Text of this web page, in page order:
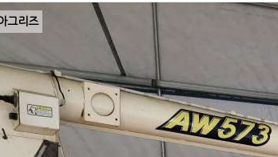
그리즈